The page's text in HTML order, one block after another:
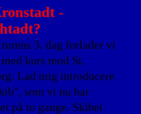
-
3. dag forlader vi
kurs mod St.
Lad mig introducere
som vi nu har
på to gange. Skibet